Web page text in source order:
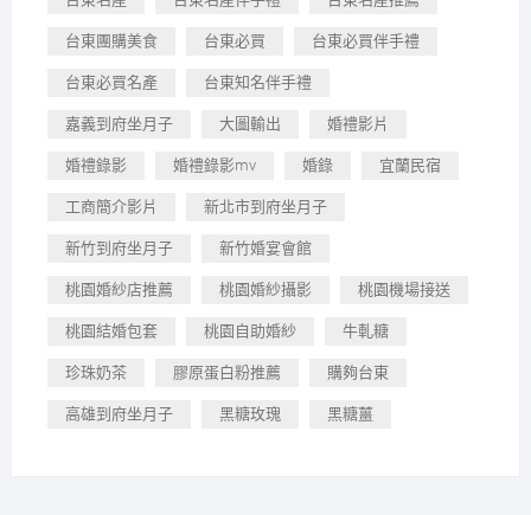
台東團購美食 台東必買 台東必買伴手禮
台東必買名產 台東知名伴手禮
嘉義到府坐月子 大圖輸出 婚禮影片
婚禮錄影 婚禮錄影mv 婚錄 宜蘭民宿
工商簡介影片 新北市到府坐月子
新竹到府坐月子 新竹婚宴會館
桃園婚紗店推薦 桃園婚紗攝影 桃園機場接送
桃園結婚包套 桃園自助婚紗 牛軋糖
珍珠奶茶 膠原蛋白粉推薦 購夠台東
高雄到府坐月子 黑糖玫瑰 黑糖薑